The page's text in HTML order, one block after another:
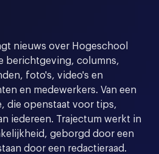
nieuws over Hogeschool
berichtgeving, columns,
foto's, video's en
en medewerkers. Van een
die openstaat voor tips,
iedereen. Trajectum werkt in
geborgd door een
door een redactieraad.